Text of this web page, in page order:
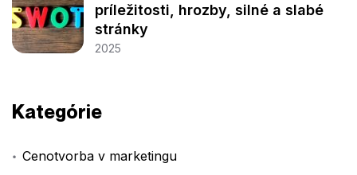
príležitosti, hrozby, silné a slabé
stránky
2025
Kategórie
Cenotvorba v marketingu